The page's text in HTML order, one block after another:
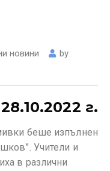
новини
by
г.
беше изпълнен
Учители и
в различни